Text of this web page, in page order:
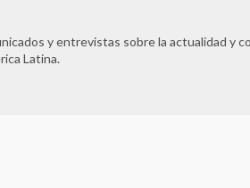
y entrevistas sobre la actualidad y
Latina.